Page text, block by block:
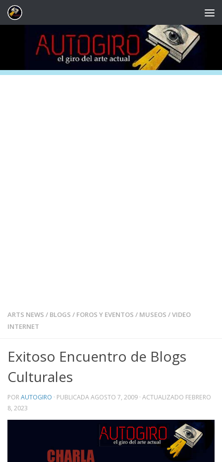
Saltar al contenido
ARTS NEWS / BLOGS / FOROS Y EVENTOS / MUSEOS /VIDEO
INTERNET
Exitoso Encuentro de Blogs
Culturales
PORAUTOGIRO · PUBLICADAAGOSTO 7, 2009 · ACTUALIZADO FEBRERO
8, 2023